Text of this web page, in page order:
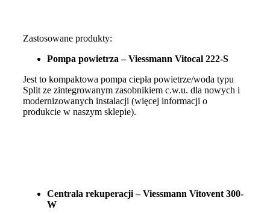
Zastosowane produkty:
Pompa powietrza – Viessmann Vitocal 222-S
Jest to kompaktowa pompa ciepła powietrze/woda typu
Split ze zintegrowanym zasobnikiem c.w.u. dla nowych i
modernizowanych instalacji (więcej informacji o
produkcie w naszym sklepie).
Centrala rekuperacji – Viessmann Vitovent 300-
W